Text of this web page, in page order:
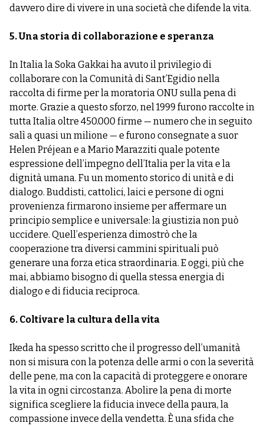
davvero dire di vivere in una società che difende la vita.
5. Una storia di collaborazione e speranza
In Italia la Soka Gakkai ha avuto il privilegio di
collaborare con la Comunità di Sant’Egidio nella
raccolta di firme per la moratoria ONU sulla pena di
morte. Grazie a questo sforzo, nel 1999 furono raccolte in
tutta Italia oltre 450.000 firme — numero che in seguito
salì a quasi un milione — e furono consegnate a suor
Helen Préjean e a Mario Marazziti quale potente
espressione dell’impegno dell’Italia per la vita e la
dignità umana. Fu un momento storico di unità e di
dialogo. Buddisti, cattolici, laici e persone di ogni
provenienza firmarono insieme per affermare un
principio semplice e universale: la giustizia non può
uccidere. Quell’esperienza dimostrò che la
cooperazione tra diversi cammini spirituali può
generare una forza etica straordinaria. E oggi, più che
mai, abbiamo bisogno di quella stessa energia di
dialogo e di fiducia reciproca.
6. Coltivare la cultura della vita
Ikeda ha spesso scritto che il progresso dell’umanità
non si misura con la potenza delle armi o con la severità
delle pene, ma con la capacità di proteggere e onorare
la vita in ogni circostanza. Abolire la pena di morte
significa scegliere la fiducia invece della paura, la
compassione invece della vendetta. È una sfida che